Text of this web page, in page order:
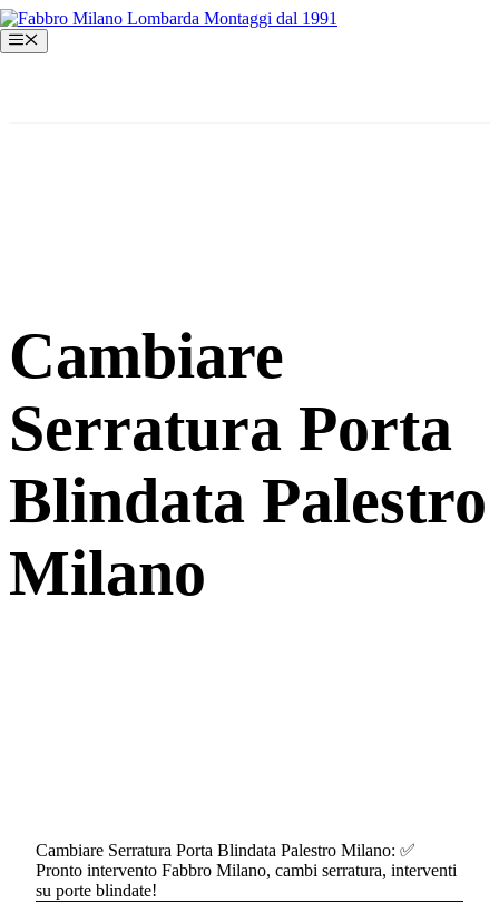
Vai
al
contenuto
Menu
Cambiare
Serratura Porta
Blindata Palestro
Milano
Cambiare Serratura Porta Blindata Palestro Milano: ✅
Pronto intervento Fabbro Milano, cambi serratura, interventi
su porte blindate!